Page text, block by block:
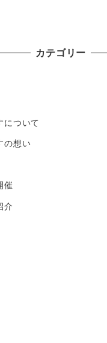
カテゴリー
について
の想い
催
介